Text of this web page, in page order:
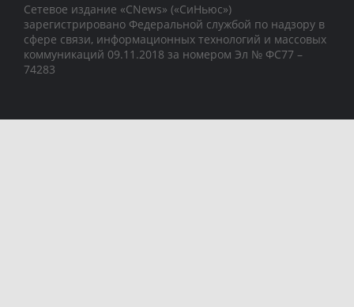
Сетевое издание «CNews» («СиНьюс»)
зарегистрировано Федеральной службой по надзору в
сфере связи, информационных технологий и массовых
коммуникаций 09.11.2018 за номером Эл № ФС77 –
74283